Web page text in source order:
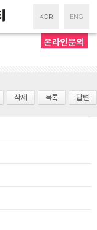
KOR ENG
온라인문의
삭제 목록 답변